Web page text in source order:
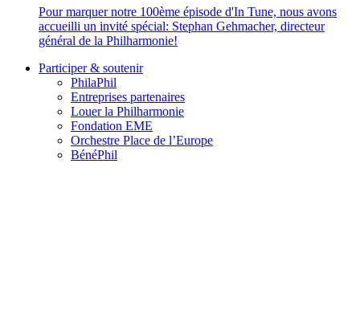
Pour marquer notre 100ème épisode d'In Tune, nous avons
accueilli un invité spécial: Stephan Gehmacher, directeur
général de la Philharmonie!
Participer & soutenir
PhilaPhil
Entreprises partenaires
Louer la Philharmonie
Fondation EME
Orchestre Place de l’Europe
BénéPhil